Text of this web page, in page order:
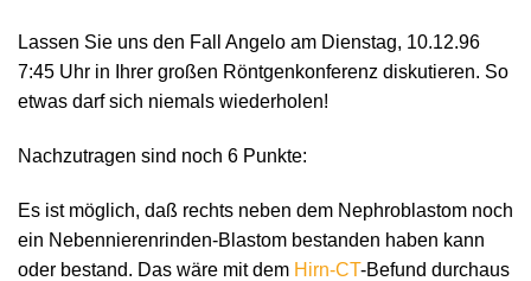
Lassen Sie uns den Fall Angelo am Dienstag, 10.12.96
7:45 Uhr in Ihrer großen Röntgenkonferenz diskutieren. So
etwas darf sich niemals wiederholen!
Nachzutragen sind noch 6 Punkte:
Es ist möglich, daß rechts neben dem Nephroblastom noch
ein Nebennierenrinden-Blastom bestanden haben kann
oder bestand. Das wäre mit dem Hirn-CT-Befund durchaus